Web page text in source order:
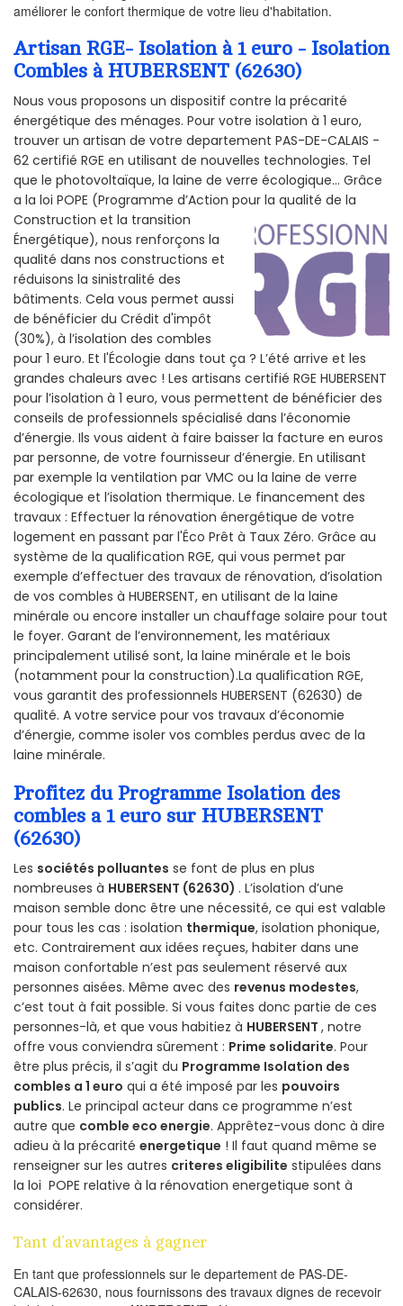
améliorer le confort thermique de votre lieu d'habitation.
Artisan RGE- Isolation à 1 euro - Isolation
Combles à HUBERSENT (62630)
Nous vous proposons un dispositif contre la précarité
énergétique des ménages. Pour votre isolation à 1 euro,
trouver un artisan de votre departement PAS-DE-CALAIS -
62 certifié RGE en utilisant de nouvelles technologies. Tel
que le photovoltaïque, la laine de verre écologique... Grâce
a la loi POPE (Programme d’Action pour la qualité de la
Construction et la transition
Énergétique), nous renforçons la
qualité dans nos constructions et
réduisons la sinistralité des
bâtiments. Cela vous permet aussi
de bénéficier du Crédit d'impôt
(30%), à l’isolation des combles
pour 1 euro. Et l'Écologie dans tout ça ? L’été arrive et les
grandes chaleurs avec ! Les artisans certifié RGE HUBERSENT
pour l’isolation à 1 euro, vous permettent de bénéficier des
conseils de professionnels spécialisé dans l’économie
d’énergie. Ils vous aident à faire baisser la facture en euros
par personne, de votre fournisseur d’énergie. En utilisant
par exemple la ventilation par VMC ou la laine de verre
écologique et l’isolation thermique. Le financement des
travaux : Effectuer la rénovation énergétique de votre
logement en passant par l'Éco Prêt à Taux Zéro. Grâce au
système de la qualification RGE, qui vous permet par
exemple d’effectuer des travaux de rénovation, d’isolation
de vos combles à HUBERSENT, en utilisant de la laine
minérale ou encore installer un chauffage solaire pour tout
le foyer. Garant de l’environnement, les matériaux
principalement utilisé sont, la laine minérale et le bois
(notamment pour la construction).La qualification RGE,
vous garantit des professionnels HUBERSENT (62630) de
qualité. A votre service pour vos travaux d’économie
d’énergie, comme isoler vos combles perdus avec de la
laine minérale.
Profitez du Programme Isolation des
combles a 1 euro sur HUBERSENT
(62630)
Les sociétés polluantes se font de plus en plus
nombreuses à HUBERSENT (62630) . L’isolation d’une
maison semble donc être une nécessité, ce qui est valable
pour tous les cas : isolation thermique, isolation phonique,
etc. Contrairement aux idées reçues, habiter dans une
maison confortable n’est pas seulement réservé aux
personnes aisées. Même avec des revenus modestes,
c’est tout à fait possible. Si vous faites donc partie de ces
personnes-là, et que vous habitiez à HUBERSENT , notre
offre vous conviendra sûrement : Prime solidarite. Pour
être plus précis, il s’agit du Programme Isolation des
combles a 1 euro qui a été imposé par les pouvoirs
publics. Le principal acteur dans ce programme n’est
autre que comble eco energie. Apprêtez-vous donc à dire
adieu à la précarité energetique ! Il faut quand même se
renseigner sur les autres criteres eligibilite stipulées dans
la loi POPE relative à la rénovation energetique sont à
considérer.
Tant d’avantages à gagner
En tant que professionnels sur le departement de PAS-DE-
CALAIS-62630, nous fournissons des travaux dignes de recevoir